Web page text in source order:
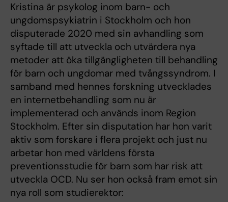
Kristina är psykolog inom barn- och
ungdomspsykiatrin i Stockholm och hon
disputerade 2020 med sin avhandling som
syftade till att utveckla och utvärdera nya
metoder att öka tillgängligheten till behandling
för barn och ungdomar med tvångssyndrom. I
samband med hennes forskning utvecklades
en internetbehandling som nu är
implementerad och används inom Region
Stockholm. Efter sin disputation har hon varit
aktiv som forskare i flera projekt och just nu
arbetar hon med världens första
preventionsstudie för barn som har risk att
utveckla OCD. Nu ser hon också fram emot sin
nya roll som studierektor: